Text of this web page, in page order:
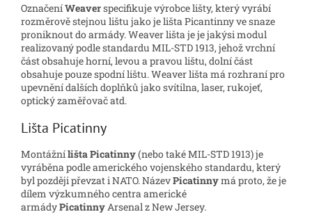
OznačeníWeaverspecifikuje výrobce lišty, který vyrábí
rozměrově stejnou lištu jako je lišta Picantinny ve snaze
proniknout do armády. Weaver lišta je je jakýsi modul
realizovaný podle standardu MIL-STD 1913, jehož vrchní
část obsahuje horní, levou a pravou lištu, dolní část
obsahuje pouze spodní lištu. Weaver lišta má rozhraní pro
upevnění dalších doplňků jako svítilna, laser, rukojeť,
optický zaměřovač atd.
Lišta Picatinny
Montážnílišta Picatinny(nebo také MIL-STD 1913) je
vyráběna podle amerického vojenského standardu, který
byl později převzat i NATO. NázevPicatinnymá proto, že je
dílem výzkumného centra americké
armádyPicatinny Arsenal z New Jersey.